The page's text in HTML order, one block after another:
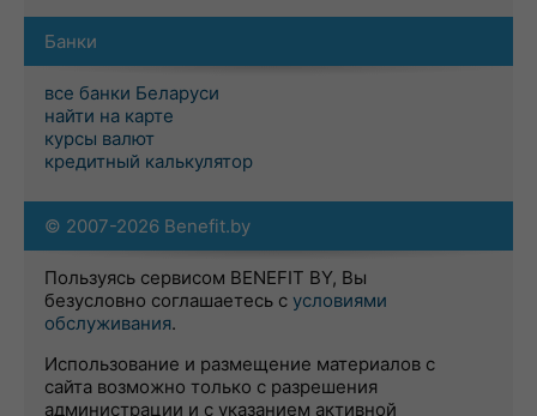
Банки
все банки Беларуси
найти на карте
курсы валют
кредитный калькулятор
© 2007-2026 Benefit.by
Пользуясь сервисом BENEFIT BY, Вы
безусловно соглашаетесь с условиями
обслуживания.
Использование и размещение материалов с
сайта возможно только с разрешения
администрации и с указанием активной